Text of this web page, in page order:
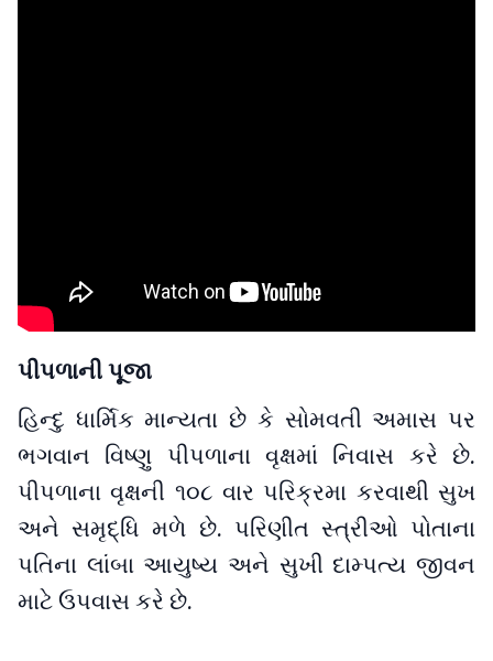
પીપળાની પૂજા
હિન્દુ ધાર્મિક માન્યતા છે કે સોમવતી અમાસ પર
ભગવાન વિષ્ણુ પીપળાના વૃક્ષમાં નિવાસ કરે છે.
પીપળાના વૃક્ષની ૧૦૮ વાર પરિક્રમા કરવાથી સુખ
અને સમૃદ્ધિ મળે છે. પરિણીત સ્ત્રીઓ પોતાના
પતિના લાંબા આયુષ્ય અને સુખી દામ્પત્ય જીવન
માટે ઉપવાસ કરે છે.